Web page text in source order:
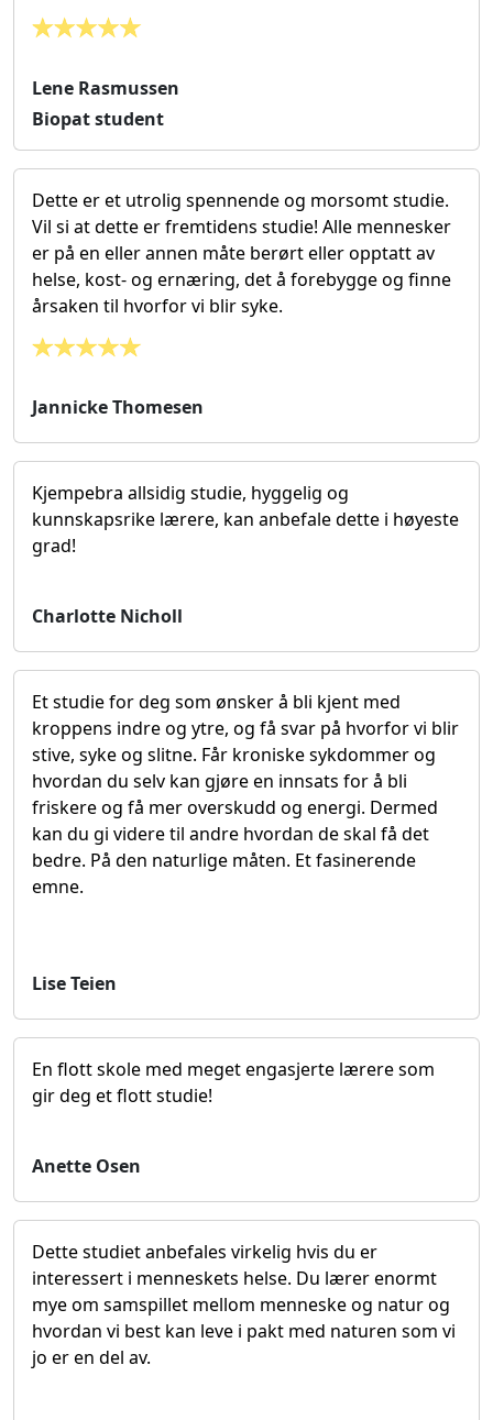
Lene Rasmussen
Biopat student
Dette er et utrolig spennende og morsomt studie.
Vil si at dette er fremtidens studie! Alle mennesker
er på en eller annen måte berørt eller opptatt av
helse, kost- og ernæring, det å forebygge og finne
årsaken til hvorfor vi blir syke.
Jannicke Thomesen
Kjempebra allsidig studie, hyggelig og
kunnskapsrike lærere, kan anbefale dette i høyeste
grad!
Charlotte Nicholl
Et studie for deg som ønsker å bli kjent med
kroppens indre og ytre, og få svar på hvorfor vi blir
stive, syke og slitne. Får kroniske sykdommer og
hvordan du selv kan gjøre en innsats for å bli
friskere og få mer overskudd og energi. Dermed
kan du gi videre til andre hvordan de skal få det
bedre. På den naturlige måten. Et fasinerende
emne.
Lise Teien
En flott skole med meget engasjerte lærere som
gir deg et flott studie!
Anette Osen
Dette studiet anbefales virkelig hvis du er
interessert i menneskets helse. Du lærer enormt
mye om samspillet mellom menneske og natur og
hvordan vi best kan leve i pakt med naturen som vi
jo er en del av.